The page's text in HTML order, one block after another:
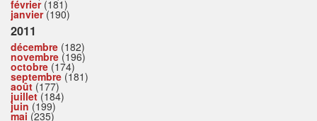
février(181)
janvier(190)
2011
décembre (182)
novembre (196)
octobre (174)
septembre (181)
août (177)
juillet(184)
juin (199)
mai (235)